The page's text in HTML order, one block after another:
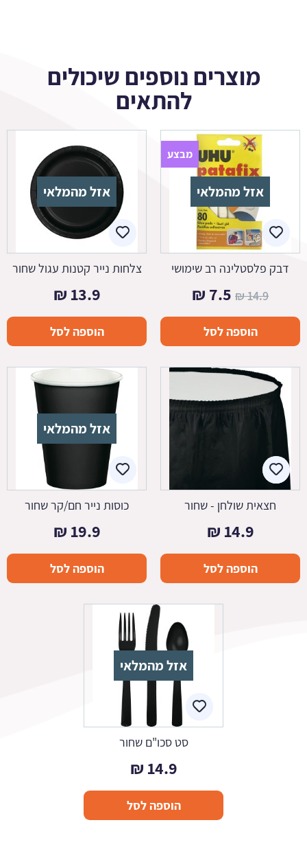
מוצרים נוספים שיכולים
להתאים
אזל מהמלאי
מבצע
דבק פלסטלינה רב שימושי
14.9
₪ המחיר
המקורי
היה:
7.5
₪
הנוכחי
הוספה לסל
אזל מהמלאי
צלחות נייר קטנות עגול שחור
13.9
₪
הוספה לסל
חצאית שולחן - שחור
14.9
₪
הוספה לסל
אזל מהמלאי
כוסות נייר חם/קר שחור
19.9
₪
הוספה לסל
אזל מהמלאי
סט סכו"ם שחור
14.9
₪
הוספה לסל